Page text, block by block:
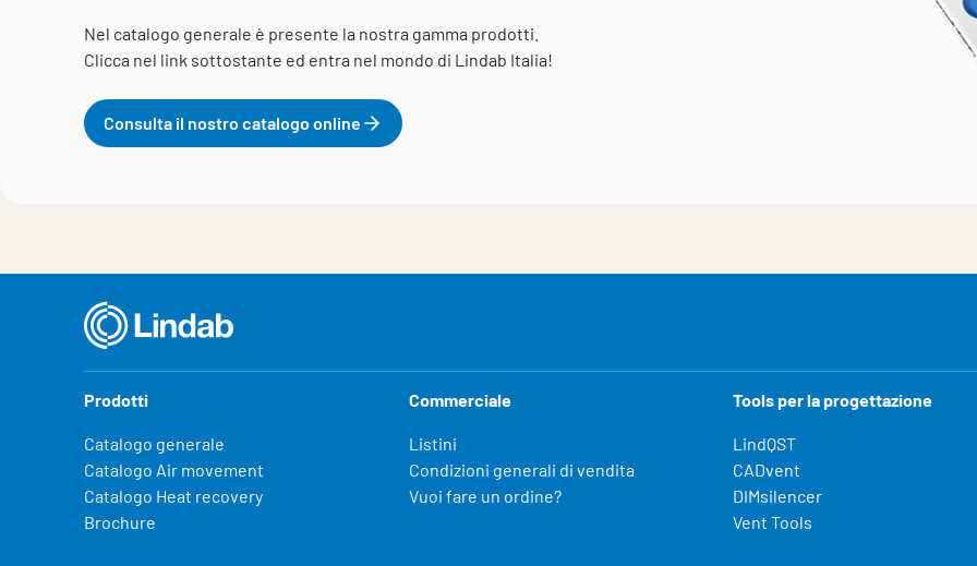
Nel catalogo generale è presente la nostra gamma prodotti.
Clicca nel link sottostante ed entra nel mondo di Lindab Italia!
Consulta il nostro catalogo online
Prodotti
Catalogo generale
Catalogo Air movement
Catalogo Heat recovery
Brochure
Commerciale
Listini
Condizioni generali di vendita
Vuoi fare un ordine?
Tools per la progettazione
LindQST
CADvent
DIMsilencer
Vent Tools